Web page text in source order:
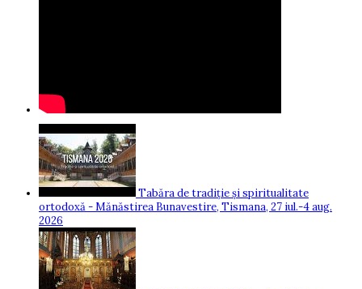
Tabăra de tradiție și spiritualitate
ortodoxă - Mănăstirea Bunavestire, Tismana, 27 iul.-4 aug.
2026